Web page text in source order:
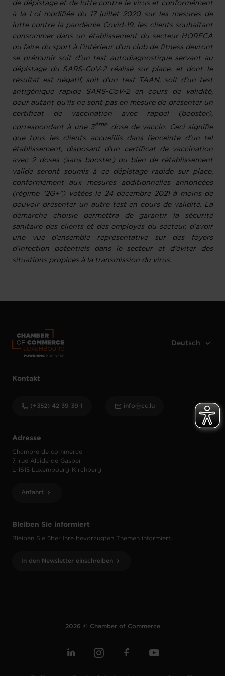
de dépistage et de lutte contre le virus et conformément
à la Loi modifiée du 17 juillet 2020 sur les mesures de
lutte contre la pandémie Covid-19, les clients souhaitant
consommer dans un établissement du secteur HORECA
ou faire du sport à l’intérieur d’un club de fitness devront
se prémunir soit d’un test autodiagnostique servant au
dépistage du SARS-CoV-2 réalisé sur place, et dont le
résultat est négatif, soit d’un test TAAN, soit d’un test
antigénique rapide SARS-CoV-2 en cours de validité,
pour autant qu’ils ne sont pas en mesure de présenter un
certificat de vaccination avec rappel (booster),
correspondant à une 3ème dose de vaccin. Ceci signifie
que tous les clients accueillis dans l’enceinte d’un tel
établissement, disposant d’un certificat de vaccination
avec 2 doses (sans booster) ou bien de rétablissement
valide seront soumis à ce dépistage rapide sur place,
conformément aux mesures additionnelles annoncées
(régime “2G+”) votées le 24 décembre 2021 à moins de
pouvoir présenter un autre test en cours de validité. La
démarche choisie permettra de garantir la sécurité
sanitaire des clients et des employés du secteur, d’avoir
une vue d’ensemble représentative sur des foyers
d’infection potentiels dans le secteur et d’éviter des
situations propices à la transmission du virus.
Bleiben Sie informiert
Bleiben Sie über Ihre bevorzugten Themen informiert.
In den Newsletter einschreiben
Adresse
Chambre de commerce
7, rue Alcide de Gasperi
L-1615 Luxembourg-Kirchberg
Anfahrt
Kontakt
(+352) 42 39 39 1 info@cc.lu
2026 © Chamber of Commerce